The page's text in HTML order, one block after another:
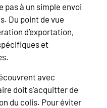
pas à un simple envoi
Du point de vue
d’exportation,
et
avec
doit s’acquitter de
du colis. Pour éviter